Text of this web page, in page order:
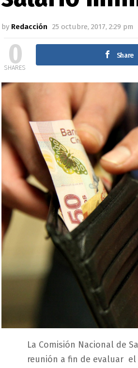
by Redacción 25 octubre, 2017, 2:29 pm
0
SHARES
Share
La Comisión Nacional de
reunión a fin de evaluar